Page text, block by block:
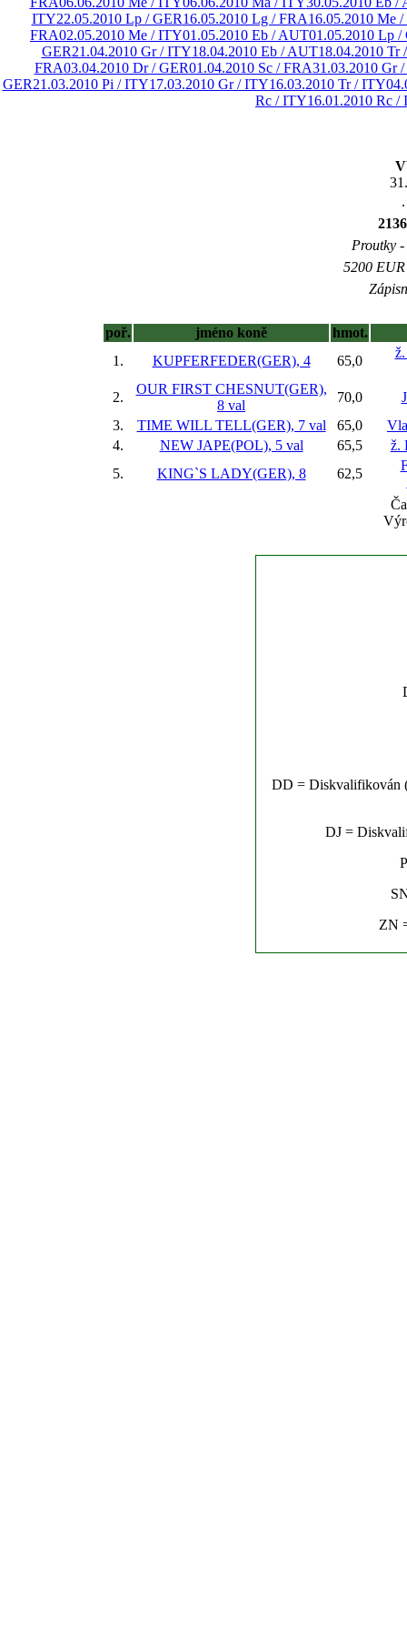
ITY22.05.2010 Lp / GER16.05.2010 Lg / FRA16.05.2010 Me
FRA02.05.2010 Me / ITY01.05.2010 Eb / AUT01.05.2010 Lp /
GER21.04.2010 Gr / ITY18.04.2010 Eb / AUT18.04.2010 Tr
FRA03.04.2010 Dr / GER01.04.2010 Sc / FRA31.03.2010 Gr
GER21.03.2010 Pi / ITY17.03.2010 Gr / ITY16.03.2010 Tr / ITY
Rc / ITY16.01.2010 Rc /
Proutky
5200
poř. jméno koně
hmot.
1.
KUPFERFEDER(GER), 4 65,0
2.
OUR FIRST CHESNUT(GER),
8 val
70,0
3.
TIME WILL TELL(GER), 7 val 65,0
4.
NEW JAPE(POL), 5 val 65,5
ž.
5.
KING`S LADY(GER), 8 62,5
DD = Diskvalifikován
DJ =
ZN